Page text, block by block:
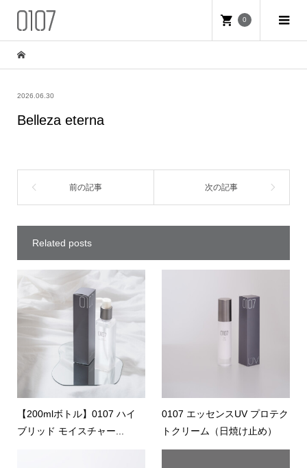
0
2026.06.30
Belleza eterna
Related posts
【200mlボトル】0107 ハイ
ブリッド モイスチャー...
0107 エッセンスUV プロテク
トクリーム（日焼け止め）